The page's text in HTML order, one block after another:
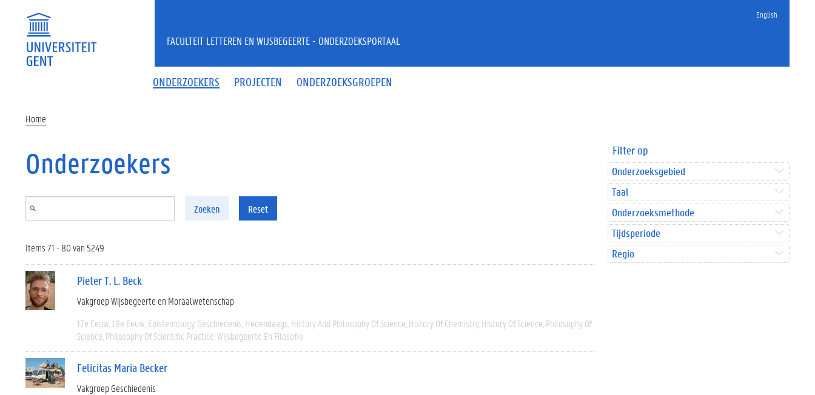
English
ONDERZOEKERS PROJECTEN ONDERZOEKSGROEPEN
FACULTEIT LETTEREN EN WIJSBEGEERTE - ONDERZOEKSPORTAAL
Home
Onderzoekers
Zoeken Reset
Items 71 - 80 van 5249
Pieter T. L. Beck
Vakgroep Wijsbegeerte en Moraalwetenschap
17e Eeuw 18e Eeuw Epistemology Geschiedenis Hedendaags History And Philosophy Of Science History Of Chemistry History Of Science Philosophy Of
Science Philosophy Of Scientific Practice Wijsbegeerte En Filosofie
Felicitas Maria Becker
Vakgroep Geschiedenis
Filter op
Onderzoeksgebied
Taal
Onderzoeksmethode
Tijdsperiode
Regio